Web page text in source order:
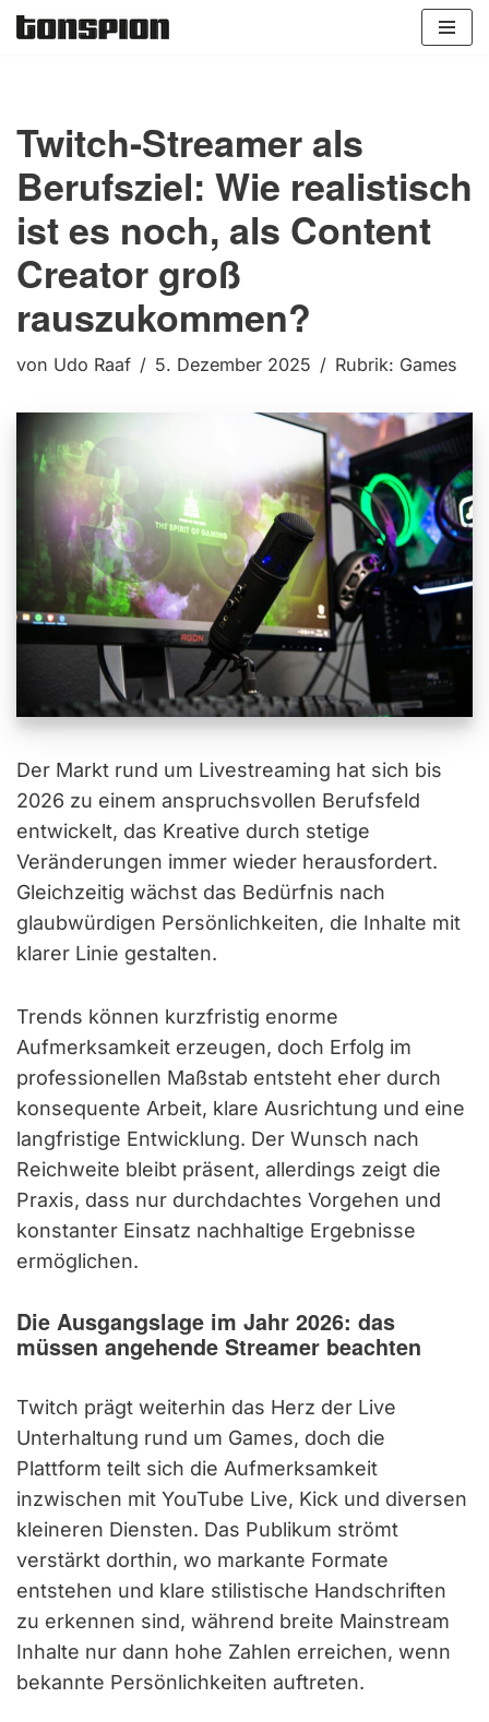
Twitch-Streamer als
Berufsziel: Wie realistisch
ist es noch, als Content
Creator groß
rauszukommen?
von Udo Raaf 5. Dezember 2025 Rubrik: Games
Der Markt rund um Livestreaming hat sich bis
2026 zu einem anspruchsvollen Berufsfeld
entwickelt, das Kreative durch stetige
Veränderungen immer wieder herausfordert.
Gleichzeitig wächst das Bedürfnis nach
glaubwürdigen Persönlichkeiten, die Inhalte mit
klarer Linie gestalten.
Trends können kurzfristig enorme
Aufmerksamkeit erzeugen, doch Erfolg im
professionellen Maßstab entsteht eher durch
konsequente Arbeit, klare Ausrichtung und eine
langfristige Entwicklung. Der Wunsch nach
Reichweite bleibt präsent, allerdings zeigt die
Praxis, dass nur durchdachtes Vorgehen und
konstanter Einsatz nachhaltige Ergebnisse
ermöglichen.
Die Ausgangslage im Jahr 2026: das
müssen angehende Streamer beachten
Twitch prägt weiterhin das Herz der Live
Unterhaltung rund um Games, doch die
Plattform teilt sich die Aufmerksamkeit
inzwischen mit YouTube Live, Kick und diversen
kleineren Diensten. Das Publikum strömt
verstärkt dorthin, wo markante Formate
entstehen und klare stilistische Handschriften
zu erkennen sind, während breite Mainstream
Inhalte nur dann hohe Zahlen erreichen, wenn
bekannte Persönlichkeiten auftreten.